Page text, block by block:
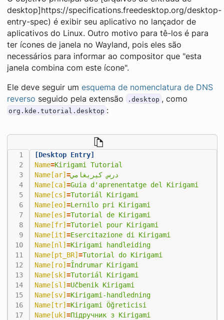
desktop]https://specifications.freedesktop.org/desktop-
entry-spec) é exibir seu aplicativo no lançador de
aplicativos do Linux. Outro motivo para tê-los é para
ter ícones de janela no Wayland, pois eles são
necessários para informar ao compositor que "esta
janela combina com este ícone".
Ele deve seguir um esquema de nomenclatura de DNS
reverso seguido pela extensão .desktop , como
org.kde.tutorial.desktop :
[Desktop Entry]
Name=Kirigami Tutorial
Name[ar] =درس كيريغامي
Name[ca] =Guia d'aprenentatge del Kirigami
Name[cs] =Tutoriál Kirigami
Name[eo] =Lernilo pri Kirigami
Name[es] =Tutorial de Kirigami
Name[fr] =Tutoriel pour Kirigami
Name[it] =Esercitazione di Kirigami
Name[nl] =Kirigami handleiding
Name[pt_BR] =Tutorial do Kirigami
Name[ro] =Îndrumar Kirigami
Name[sk] =Tutoriál Kirigami
Name[sl] =Učbenik Kirigami
Name[sv] =Kirigami-handledning
Name[tr] =Kirigami Öğreticisi
Name[uk] =Підручник з Kirigami